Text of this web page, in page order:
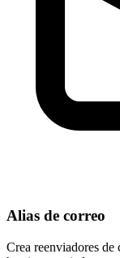
Alias de correo
Crea reenviadores de